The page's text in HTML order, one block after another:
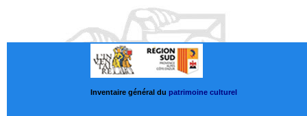
Inventaire général du patrimoine culturel